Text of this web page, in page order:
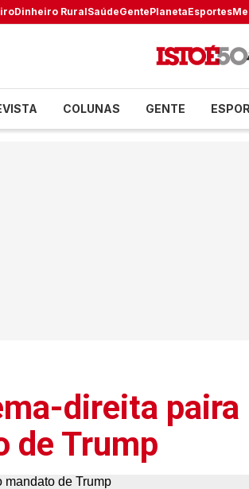
Dinheiro RuralSaúdeGentePlanetaEsportes
COLUNAS GENTE
direita paira
de Trump